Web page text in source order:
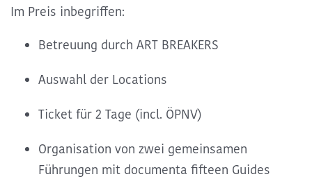
Im Preis inbegriffen:
Betreuung durch ART BREAKERS
Auswahl der Locations
Ticket für 2 Tage (incl. ÖPNV)
Organisation von zwei gemeinsamen
Führungen mit documenta fifteen Guides